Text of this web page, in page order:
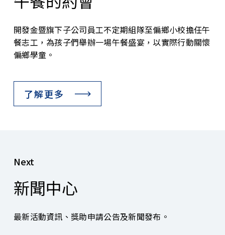
開發金暨旗下子公司員工不定期組隊至偏鄉小校擔任午
餐志工，為孩子們舉辦一場午餐盛宴，以實際行動關懷
偏鄉學童。
了解更多
Next
新聞中心
最新活動資訊、獎助申請公告及新聞發布。